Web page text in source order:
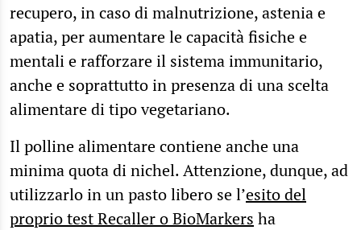
recupero, in caso di malnutrizione, astenia e
apatia, per aumentare le capacità fisiche e
mentali e rafforzare il sistema immunitario,
anche e soprattutto in presenza di una scelta
alimentare di tipo vegetariano.
Il polline alimentare contiene anche una
minima quota di nichel. Attenzione, dunque, ad
utilizzarlo in un pasto libero se l’esito del
proprio test Recaller o BioMarkers ha